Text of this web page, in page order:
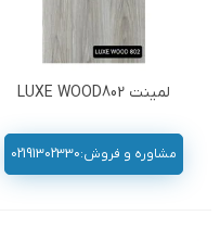
لمینت LUXE WOOD802
مشاوره و فروش:02191302330